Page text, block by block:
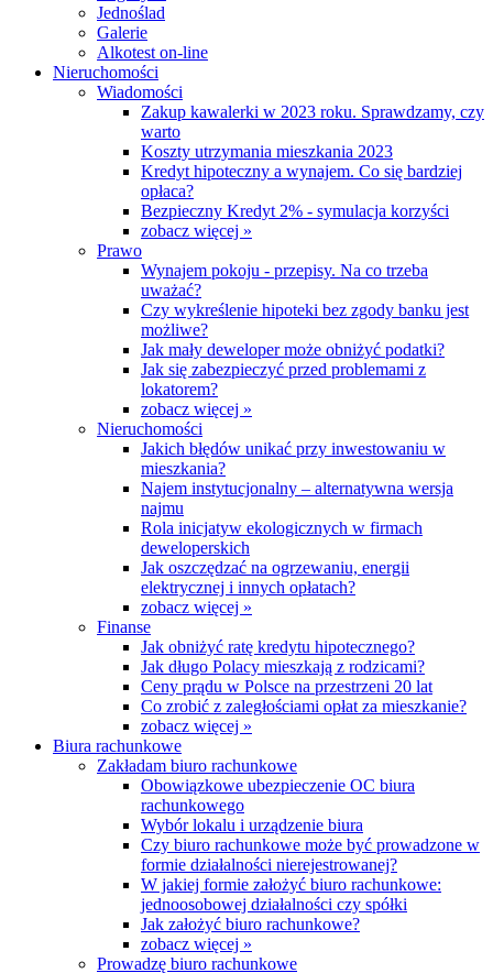
Jednoślad
Galerie
Alkotest on-line
Nieruchomości
Wiadomości
Zakup kawalerki w 2023 roku. Sprawdzamy, czy
warto
Koszty utrzymania mieszkania 2023
Kredyt hipoteczny a wynajem. Co się bardziej
opłaca?
Bezpieczny Kredyt 2% - symulacja korzyści
zobacz więcej »
Prawo
Wynajem pokoju - przepisy. Na co trzeba
uważać?
Czy wykreślenie hipoteki bez zgody banku jest
możliwe?
Jak mały deweloper może obniżyć podatki?
Jak się zabezpieczyć przed problemami z
lokatorem?
zobacz więcej »
Nieruchomości
Jakich błędów unikać przy inwestowaniu w
mieszkania?
Najem instytucjonalny – alternatywna wersja
najmu
Rola inicjatyw ekologicznych w firmach
deweloperskich
Jak oszczędzać na ogrzewaniu, energii
elektrycznej i innych opłatach?
zobacz więcej »
Finanse
Jak obniżyć ratę kredytu hipotecznego?
Jak długo Polacy mieszkają z rodzicami?
Ceny prądu w Polsce na przestrzeni 20 lat
Co zrobić z zaległościami opłat za mieszkanie?
zobacz więcej »
Biura rachunkowe
Zakładam biuro rachunkowe
Obowiązkowe ubezpieczenie OC biura
rachunkowego
Wybór lokalu i urządzenie biura
Czy biuro rachunkowe może być prowadzone w
formie działalności nierejestrowanej?
W jakiej formie założyć biuro rachunkowe:
jednoosobowej działalności czy spółki
Jak założyć biuro rachunkowe?
zobacz więcej »
Prowadzę biuro rachunkowe